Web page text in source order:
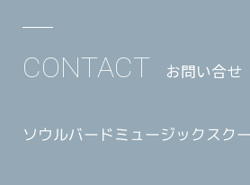
CONTACT お問い合せ
ソウルバードミュージックスク